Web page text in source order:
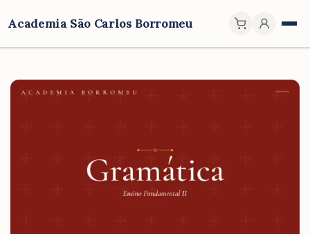
Academia São Carlos Borromeu